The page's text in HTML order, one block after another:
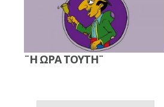
¨Η ΩΡΑ ΤΟΥΤΗ¨